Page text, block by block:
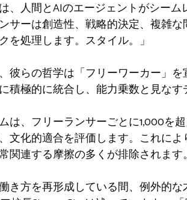
、人間とAIのエージェントがシー
サーは創造性、戦略的決定、複雑
を処理します。スタイル。」
彼らの哲学は「フリーワーカー」
積極的に統合し、能力乗数と見なす
は、フリーランサーごとに1,000を
文化的適合を評価します。これに
関連する摩擦の多くが排除されます。
き方を再形成している間、例外的